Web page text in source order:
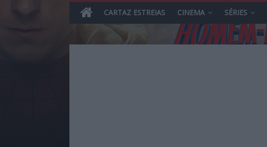
CARTAZ ESTREIAS CINEMA SÉRIES